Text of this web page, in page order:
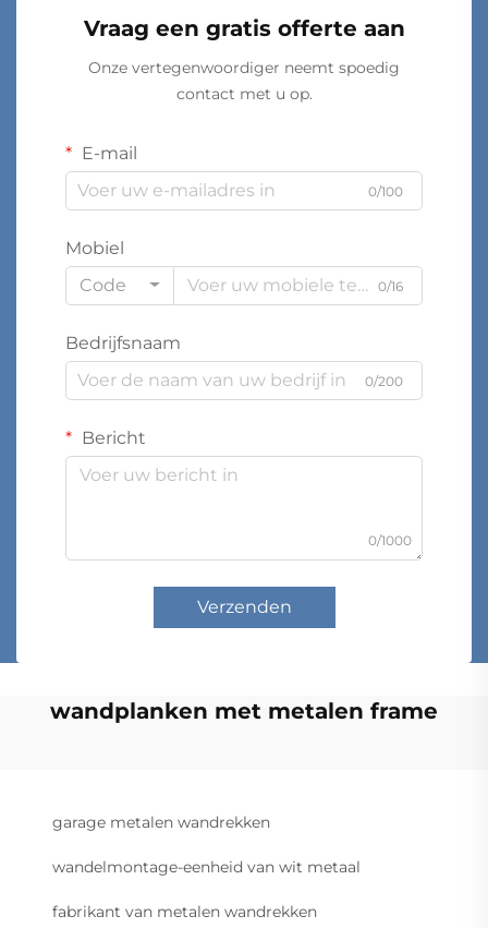
Vraag een gratis offerte aan
Onze vertegenwoordiger neemt spoedig
contact met u op.
E-mail
0/100
Mobiel
Code
0/16
Bedrijfsnaam
0/200
Bericht
0/1000
Verzenden
wandplanken met metalen frame
garage metalen wandrekken
wandelmontage-eenheid van wit metaal
fabrikant van metalen wandrekken